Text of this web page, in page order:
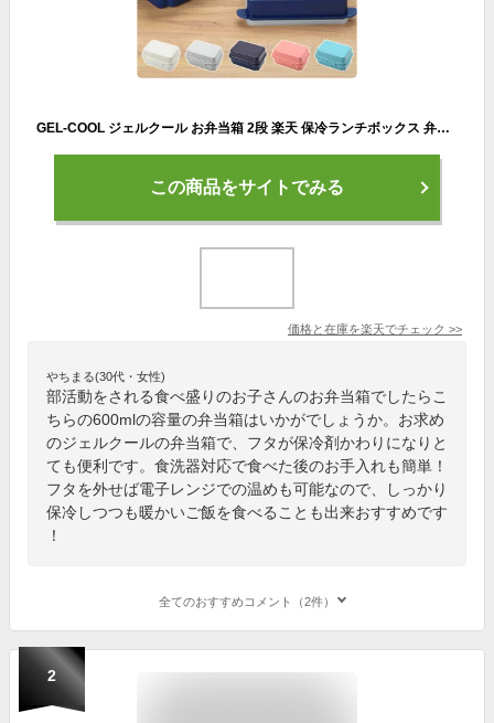
GEL-COOL ジェルクール お弁当箱 2段 楽天 保冷ランチボックス 弁当箱 保冷お弁当箱 ランチボックス 保冷弁当箱 ニ段 保冷 保冷剤付き ランチ 弁当 お弁当 スクエア 長方形 保冷剤 保冷剤一体型 ランチグッズ 便利
この商品をサイトでみる
価格と在庫を楽天でチェック >>
やちまる(30代・女性)
部活動をされる食べ盛りのお子さんのお弁当箱でしたらこ
ちらの600mlの容量の弁当箱はいかがでしょうか。お求め
のジェルクールの弁当箱で、フタが保冷剤かわりになりと
ても便利です。食洗器対応で食べた後のお手入れも簡単！
フタを外せば電子レンジでの温めも可能なので、しっかり
保冷しつつも暖かいご飯を食べることも出来おすすめです
！
全てのおすすめコメント（2件）
2